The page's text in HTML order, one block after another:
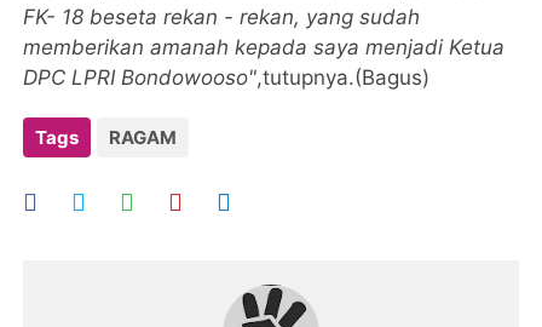
FK- 18 beseta rekan - rekan, yang sudah
memberikan amanah kepada saya menjadi Ketua
DPC LPRI Bondowooso",tutupnya.(Bagus)
Tags RAGAM